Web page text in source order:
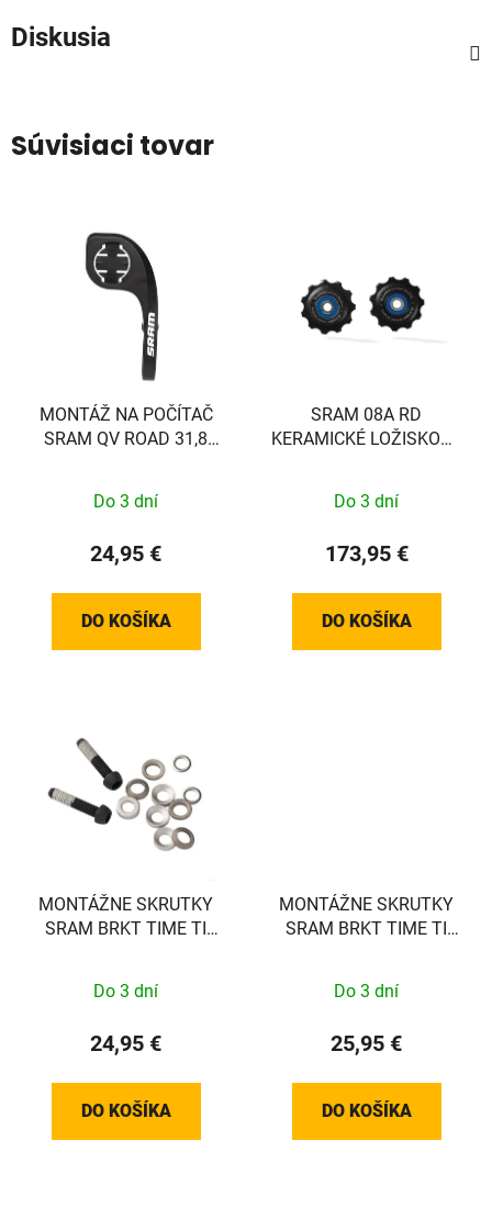
Diskusia
Súvisiaci tovar
MONTÁŽ NA POČÍTAČ
SRAM QV ROAD 31,8
Do 3 dní
24,95 €
DO KOŠÍKA
SRAM 08A RD
KERAMICKÉ LOŽISKOVÉ
Do 3 dní
173,95 €
DO KOŠÍKA
MONTÁŽNE SKRUTKY
SRAM BRKT TIME TI
Do 3 dní
24,95 €
DO KOŠÍKA
MONTÁŽNE SKRUTKY
SRAM BRKT TIME TI
Do 3 dní
25,95 €
DO KOŠÍKA